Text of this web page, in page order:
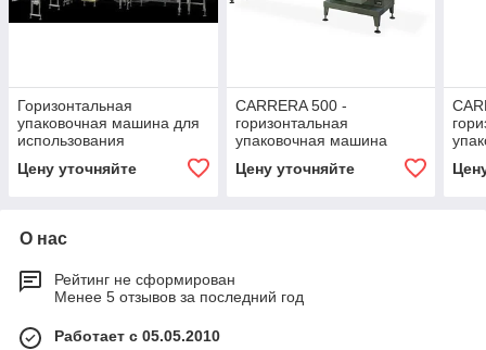
Горизонтальная
упаковочная машина для
использования
атмосферы Delta ww +
Цену уточняйте
CARRERA 500 -
горизонтальная
упаковочная машина
Цену уточняйте
О нас
Рейтинг не сформирован
Менее 5 отзывов за последний год
Работает с 05.05.2010